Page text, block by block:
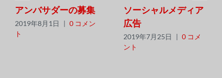
アンバサダーの募集
2019年8月1日 | 0 コメン
ト
ソーシャルメディア
広告
2019年7月25日 | 0 コメ
ント